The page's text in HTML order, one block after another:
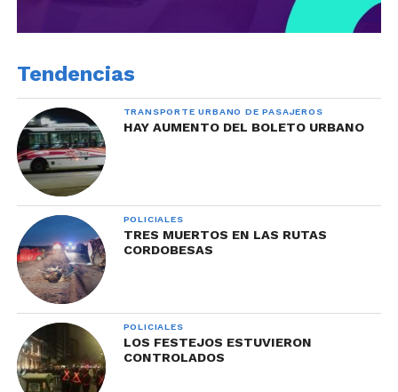
Tendencias
TRANSPORTE URBANO DE PASAJEROS
HAY AUMENTO DEL BOLETO URBANO
POLICIALES
TRES MUERTOS EN LAS RUTAS
CORDOBESAS
POLICIALES
LOS FESTEJOS ESTUVIERON
CONTROLADOS